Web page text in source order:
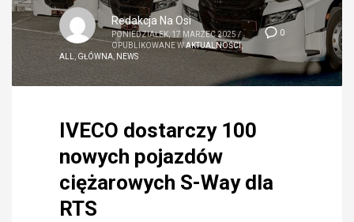
0
Redakcja Na Osi
PONIEDZIAŁEK, 17 MARZEC 2025 /
OPUBLIKOWANE WAKTUALNOŚCI,
ALL
GŁÓWNA NEWS
IVECO dostarczy 100
nowych pojazdów
ciężarowych S-Way dla
RTS